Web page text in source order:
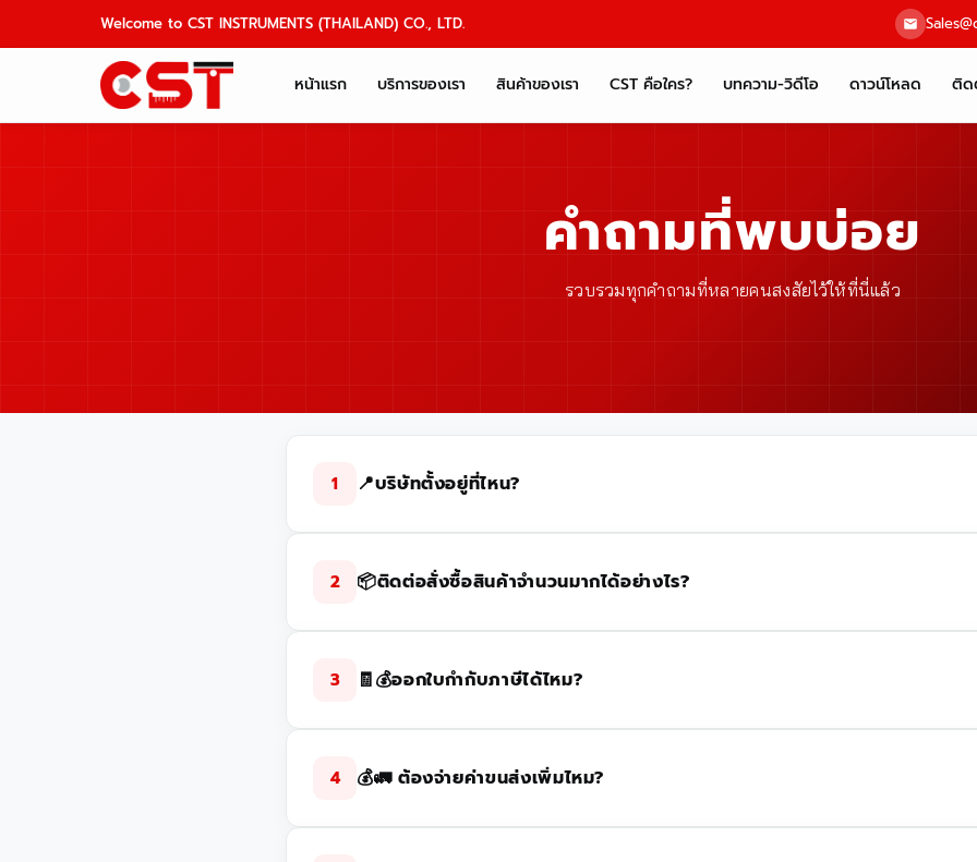
Welcome to CST INSTRUMENTS (THAILAND) CO., LTD.
หน้าแรก บริการของเรา สินค้าของเรา CST คือใคร? บทความ-วิดีโอ ดาวน์โหลด ติด
คำถามที่พบบ่อย
รวบรวมทุกคำถามที่หลายคนสงสัยไว้ให้ที่นี่แล้ว
1 📍บริษัทตั้งอยู่ที่ไหน?
2 📦ติดต่อสั่งซื้อสินค้าจำนวนมากได้อย่างไร?
3 🧾💰ออกใบกำกับภาษีได้ไหม?
4 💰🚛 ต้องจ่ายค่าขนส่งเพิ่มไหม?